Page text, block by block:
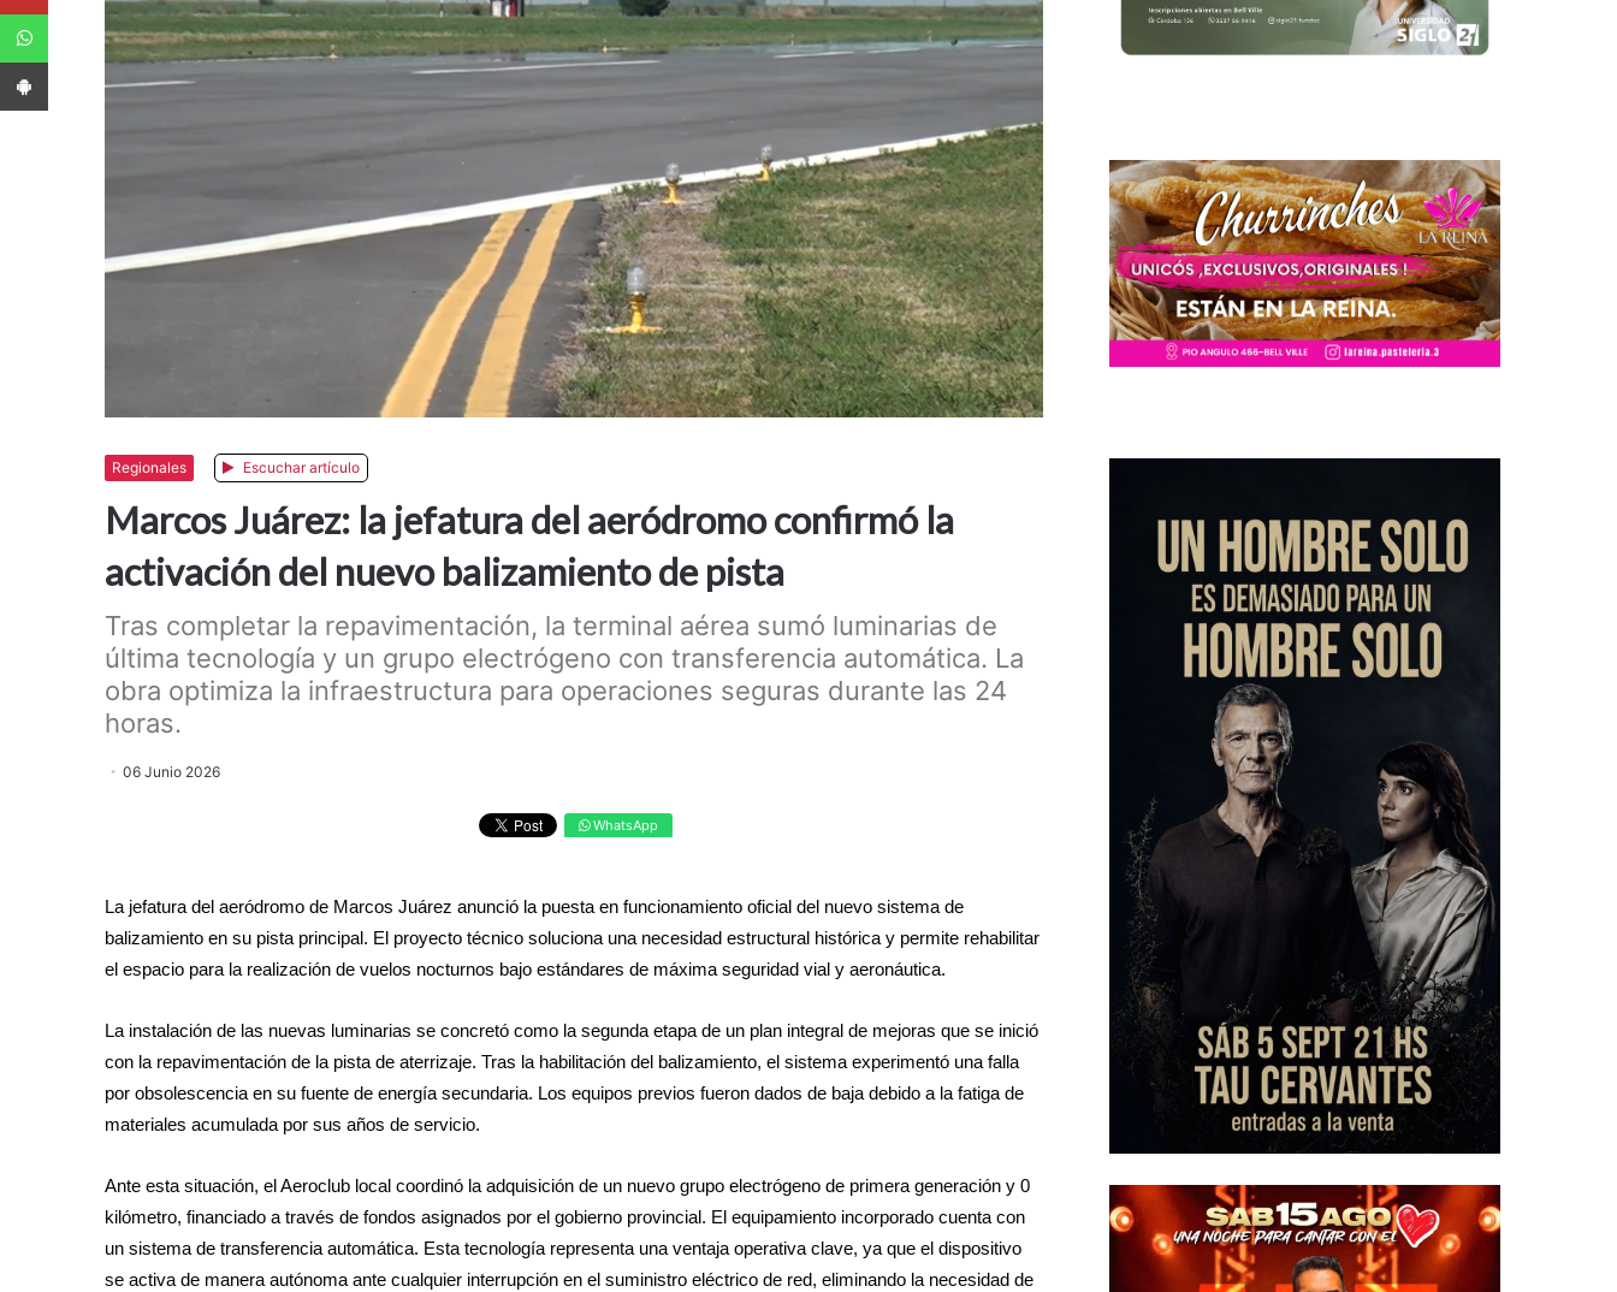
Regionales Escuchar artículo
Marcos Juárez: la jefatura del aeródromo confirmó la
activación del nuevo balizamiento de pista
Tras completar la repavimentación, la terminal aérea sumó luminarias de
última tecnología y un grupo electrógeno con transferencia automática. La
obra optimiza la infraestructura para operaciones seguras durante las 24
horas.
06 Junio 2026
WhatsApp
La jefatura del aeródromo de Marcos Juárez anunció la puesta en funcionamiento oficial del nuevo sistema de
balizamiento en su pista principal. El proyecto técnico soluciona una necesidad estructural histórica y permite rehabilitar
el espacio para la realización de vuelos nocturnos bajo estándares de máxima seguridad vial y aeronáutica.
La instalación de las nuevas luminarias se concretó como la segunda etapa de un plan integral de mejoras que se inició
con la repavimentación de la pista de aterrizaje. Tras la habilitación del balizamiento, el sistema experimentó una falla
por obsolescencia en su fuente de energía secundaria. Los equipos previos fueron dados de baja debido a la fatiga de
materiales acumulada por sus años de servicio.
Ante esta situación, el Aeroclub local coordinó la adquisición de un nuevo grupo electrógeno de primera generación y 0
kilómetro, financiado a través de fondos asignados por el gobierno provincial. El equipamiento incorporado cuenta con
un sistema de transferencia automática. Esta tecnología representa una ventaja operativa clave, ya que el dispositivo
se activa de manera autónoma ante cualquier interrupción en el suministro eléctrico de red, eliminando la necesidad de
WhatsApp
App Android